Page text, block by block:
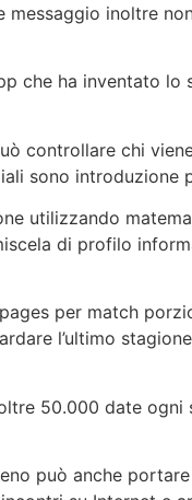
messaggio inoltre
che ha inventato lo
controllare chi
sono introduzione
utilizzando
di profilo
per match
l’ultimo
50.000 date ogni
può anche